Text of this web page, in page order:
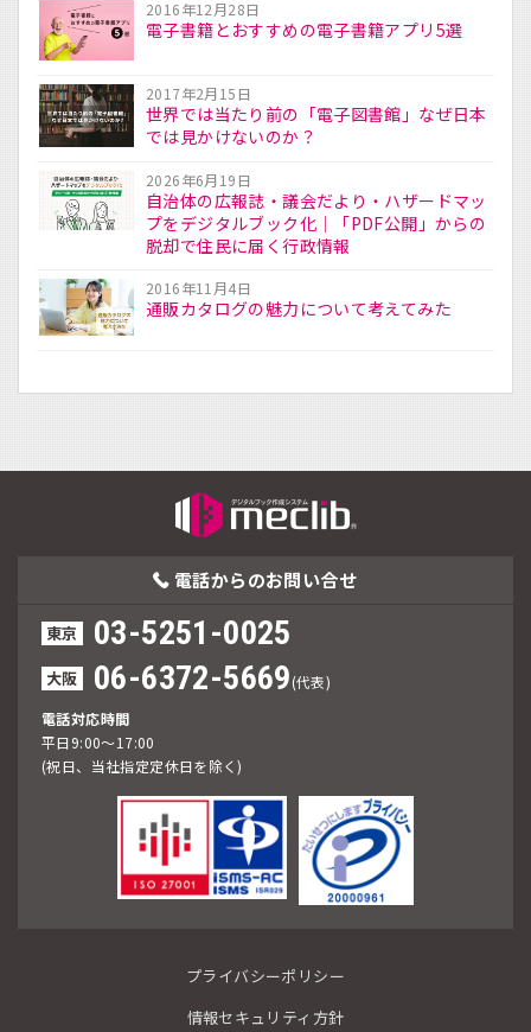
2016年12月28日
電子書籍とおすすめの電子書籍アプリ5選
2017年2月15日
世界では当たり前の「電子図書館」なぜ日本
では見かけないのか？
2026年6月19日
自治体の広報誌・議会だより・ハザードマッ
プをデジタルブック化｜「PDF公開」からの
脱却で住民に届く行政情報
2016年11月4日
通販カタログの魅力について考えてみた
電話からのお問い合せ
東京 03-5251-0025
大阪 06-6372-5669(代表)
電話対応時間
平日9:00～17:00
(祝日、当社指定定休日を除く)
プライバシーポリシー
情報セキュリティ方針